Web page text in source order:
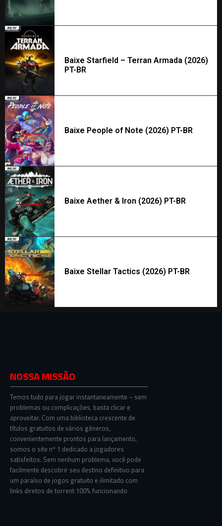
Baixe Starfield – Terran Armada (2026)
PT-BR
Baixe People of Note (2026) PT-BR
Baixe Aether & Iron (2026) PT-BR
Baixe Stellar Tactics (2026) PT-BR
NOSSA MISSÃO
Temos tudo para jogar instantaneamente – sem
problemas ou complicações, basta clicar e
aproveitar. Com uma biblioteca crescente de
títulos gratuitos de vários gêneros,
convenientemente prontos para lançamento,
somos o site nº 1 dedicado a jogadores
satisfeitos. Sem nenhum problema, você pode
facilmente descobrir seu destino definitivo para
um paraíso de jogos gratuito e ilimitado com
links diretos de torrent 100% funcionando